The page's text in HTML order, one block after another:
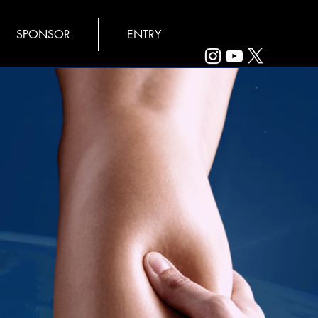
SPONSOR ENTRY